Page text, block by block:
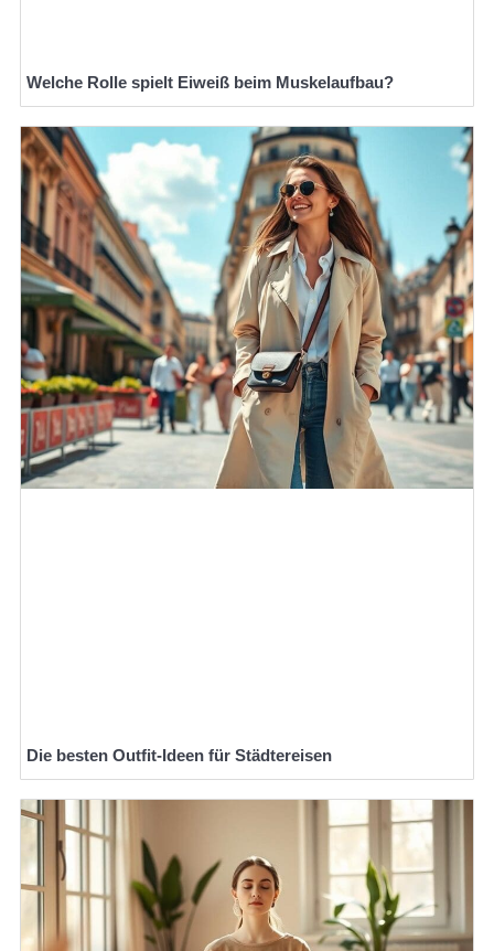
Welche Rolle spielt Eiweiß beim Muskelaufbau?
Die besten Outfit-Ideen für Städtereisen